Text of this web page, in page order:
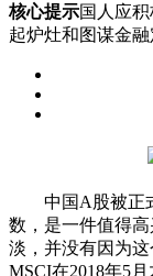
核心提示国人应
起炉灶和图谋金融
中国A股被正式
数，是一件值得
淡，并没有因为
MSCI在2018年5